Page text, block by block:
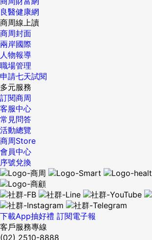
良醫健康網
商周線上讀
商周封面
兩岸國際
人物報導
職場管理
申請七天試閱
多元服務
訂閱商周
客服中心
常見問答
活動總覽
商周Store
會員中心
序號兌換
下載App抽好禮 訂閱電子報
客戶服務專線
(02) 2510-8888